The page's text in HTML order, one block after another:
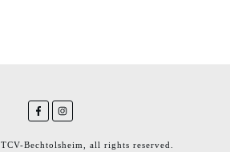
TCV-Bechtolsheim , all rights reserved.